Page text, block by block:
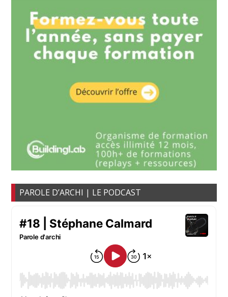
PAROLE D’ARCHI | LE PODCAST